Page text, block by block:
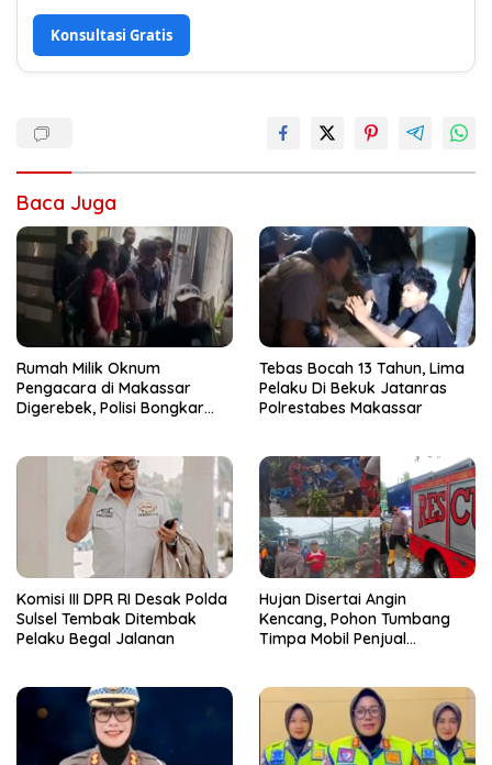
Konsultasi Gratis
Baca Juga
Rumah Milik Oknum
Pengacara di Makassar
Digerebek, Polisi Bongkar
Tersangka
Tebas Bocah 13 Tahun, Lima
Pelaku Di Bekuk Jatanras
Polrestabes Makassar
Komisi III DPR RI Desak Polda
Sulsel Tembak Ditembak
Pelaku Begal Jalanan
Hujan Disertai Angin
Kencang, Pohon Tumbang
Timpa Mobil Penjual